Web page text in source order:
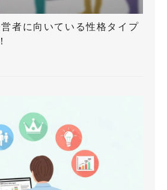
営者に向いている性格タイプ